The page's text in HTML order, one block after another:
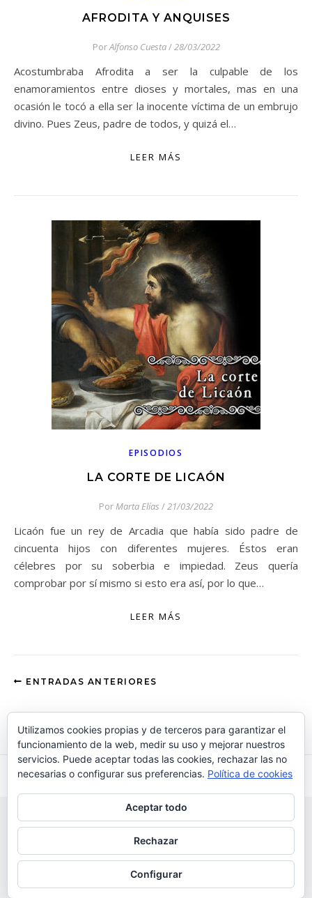
AFRODITA Y ANQUISES
PorAlfonso Cuesta/28/03/2022
Acostumbraba Afrodita a ser la culpable de los
enamoramientos entre dioses y mortales, mas en una
ocasión le tocó a ella ser la inocente víctima de un embrujo
divino. Pues Zeus, padre de todos, y quizá el…
LEER MÁS
EPISODIOS
LA CORTE DE LICAÓN
PorMarta Elías /21/03/2022
Licaón fue un rey de Arcadia que había sido padre de
cincuenta hijos con diferentes mujeres. Éstos eran
célebres por su soberbia e impiedad. Zeus quería
comprobar por sí mismo si esto era así, por lo que…
LEER MÁS
ENTRADAS ANTERIORES
Creative Commons (CC) |Bard Tema de
Utilizamos cookies propias y de terceros para garantizar el
funcionamiento de la web, medir su uso y mejorar nuestros
servicios. Puede aceptar todas las cookies, rechazar las no
necesarias o configurar sus preferencias. Política de cookies
Aceptar todo
Rechazar
Configurar